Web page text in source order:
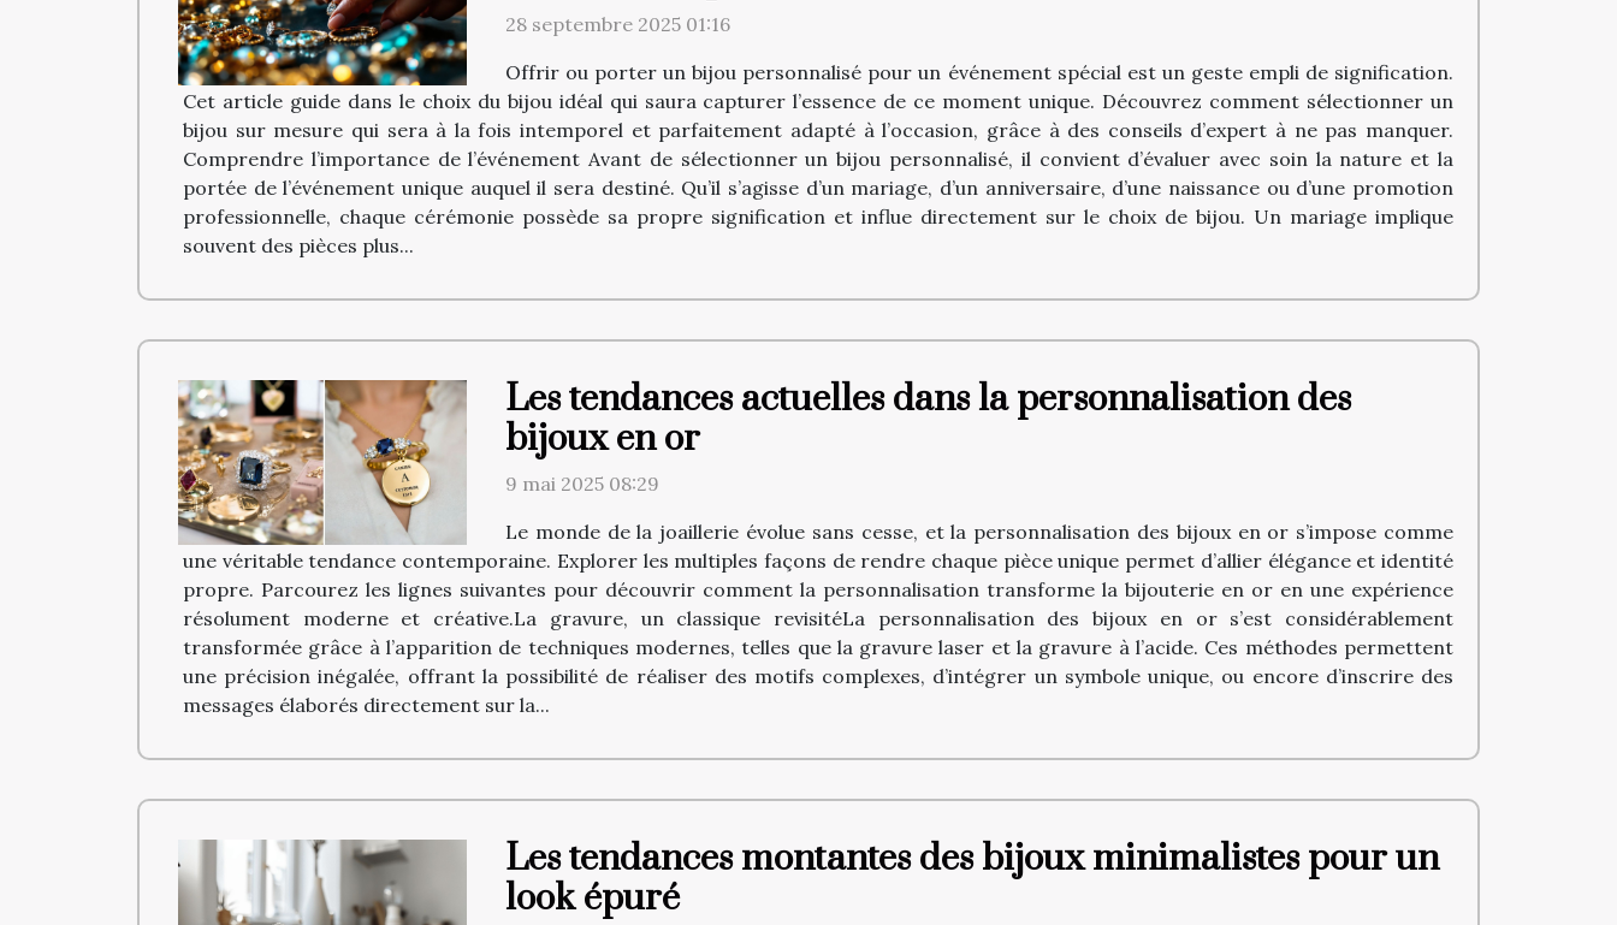
28 septembre 2025 01:16
Offrir ou porter un bijou personnalisé pour un événement spécial est un geste empli de signification.
Cet article guide dans le choix du bijou idéal qui saura capturer l’essence de ce moment unique. Découvrez comment sélectionner un
bijou sur mesure qui sera à la fois intemporel et parfaitement adapté à l’occasion, grâce à des conseils d’expert à ne pas manquer.
Comprendre l’importance de l’événement Avant de sélectionner un bijou personnalisé, il convient d’évaluer avec soin la nature et la
portée de l’événement unique auquel il sera destiné. Qu’il s’agisse d’un mariage, d’un anniversaire, d’une naissance ou d’une promotion
professionnelle, chaque cérémonie possède sa propre signification et influe directement sur le choix de bijou. Un mariage implique
souvent des pièces plus...
Les tendances actuelles dans la personnalisation des
bijoux en or
9 mai 2025 08:29
Le monde de la joaillerie évolue sans cesse, et la personnalisation des bijoux en or s’impose comme
une véritable tendance contemporaine. Explorer les multiples façons de rendre chaque pièce unique permet d’allier élégance et identité
propre. Parcourez les lignes suivantes pour découvrir comment la personnalisation transforme la bijouterie en or en une expérience
résolument moderne et créative.La gravure, un classique revisitéLa personnalisation des bijoux en or s’est considérablement
transformée grâce à l’apparition de techniques modernes, telles que la gravure laser et la gravure à l’acide. Ces méthodes permettent
une précision inégalée, offrant la possibilité de réaliser des motifs complexes, d’intégrer un symbole unique, ou encore d’inscrire des
messages élaborés directement sur la...
Les tendances montantes des bijoux minimalistes pour un
look épuré